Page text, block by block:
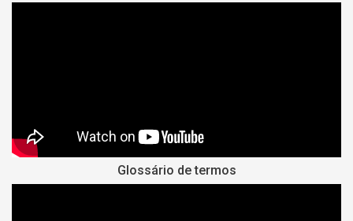
Glossário de termos